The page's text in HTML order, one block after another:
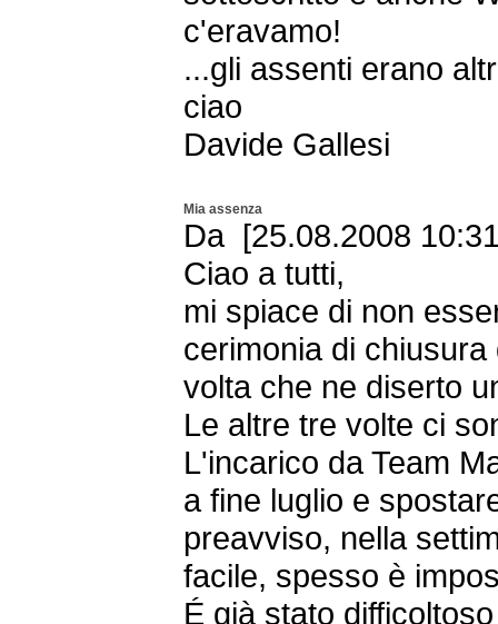
c'eravamo!
...gli assenti erano
ciao
Davide Gallesi
Mia assenza
Da [25.08.2008
Ciao a tutti,
mi spiace di non
cerimonia di
volta che ne diserto
Le altre tre volte ci
L'incarico da Team
a fine luglio e
preavviso, nella
facile, spesso è
É già stato